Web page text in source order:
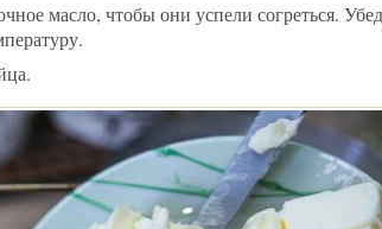
масло, чтобы они успели согреться.